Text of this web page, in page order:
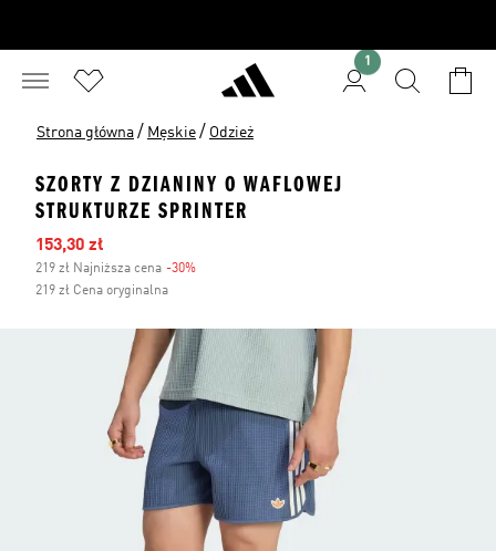
1
Strona główna / Męskie / Odzież
SZORTY Z DZIANINY O WAFLOWEJ
STRUKTURZE SPRINTER
Ceny na wyprzedaży
153,30 zł
219 zł Najniższa cena -30%
219 zł Cena oryginalna